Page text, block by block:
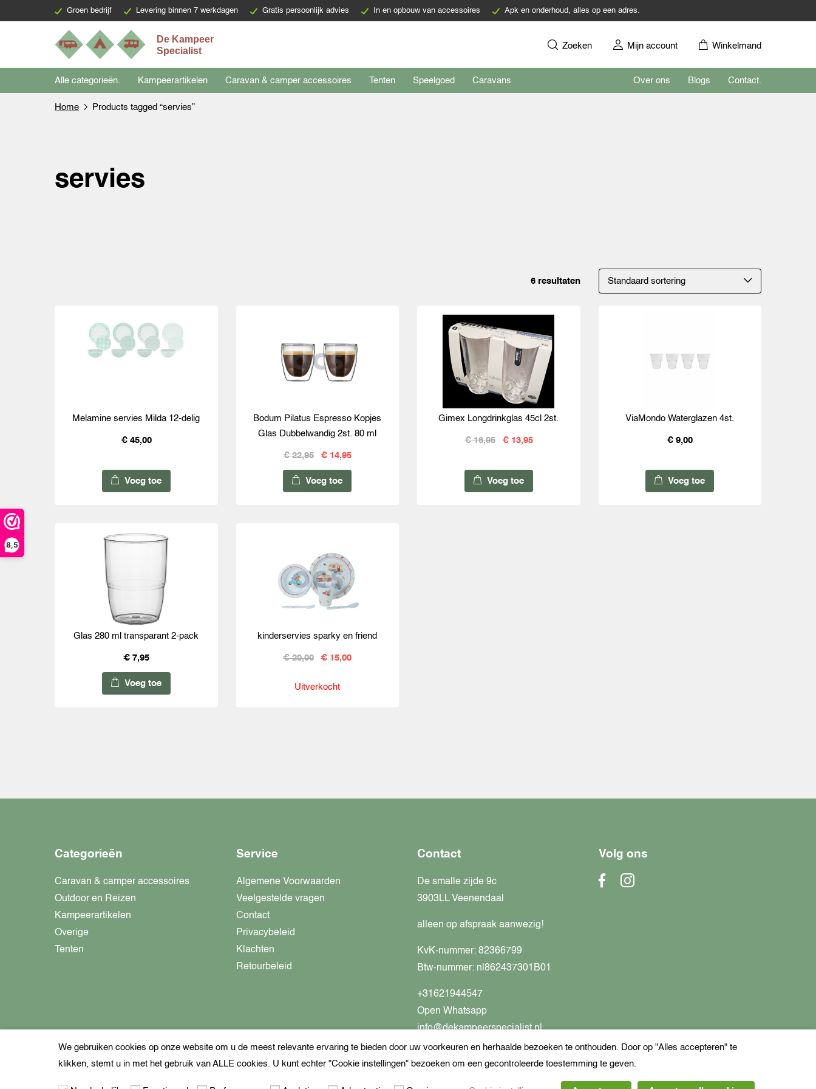
8,5
Groen bedrijf Levering binnen 7 werkdagen Gratis persoonlijk advies In en opbouw van accessoires Apk en onderhoud, alles op een adres.
Zoeken Mijn account Winkelmand
Alle categorieën. Kampeerartikelen Caravan & camper accessoires Tenten Speelgoed Caravans Over ons Blogs Contact.
Home Products tagged “servies”
servies
6 resultaten
Melamine servies Milda 12-delig
€ 45,00
Voeg toe
Bodum Pilatus Espresso Kopjes
Glas Dubbelwandig 2st. 80 ml
€ 22,95 € 14,95
Voeg toe
Gimex Longdrinkglas 45cl 2st.
€ 16,95 € 13,95
Voeg toe
ViaMondo Waterglazen 4st.
€ 9,00
Voeg toe
Glas 280 ml transparant 2-pack
€ 7,95
Voeg toe
kinderservies sparky en friend
€ 20,00 € 15,00
Uitverkocht
Categorieën
Caravan & camper accessoires
Outdoor en Reizen
Kampeerartikelen
Overige
Tenten
Service
Algemene Voorwaarden
Veelgestelde vragen
Contact
Privacybeleid
Klachten
Retourbeleid
Contact
De smalle zijde 9c
3903LL Veenendaal
alleen op afspraak aanwezig!
KvK-nummer: 82366799
Btw-nummer: nl862437301B01
+31621944547
Open Whatsapp
info@dekampeerspecialist.nl
Volg ons
We gebruiken cookies op onze website om u de meest relevante ervaring te bieden door uw voorkeuren en herhaalde bezoeken te onthouden. Door op "Alles accepteren" te
klikken, stemt u in met het gebruik van ALLE cookies. U kunt echter "Cookie instellingen" bezoeken om een gecontroleerde toestemming te geven.